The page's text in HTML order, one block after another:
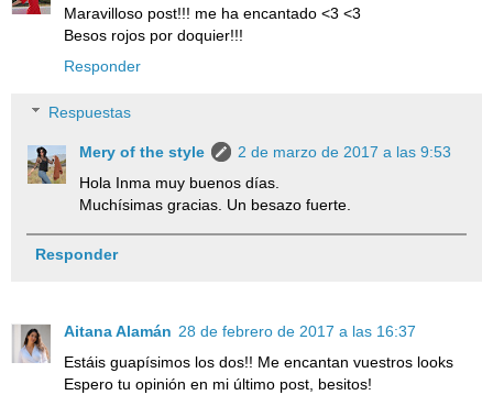
Maravilloso post!!! me ha encantado <3 <3
Besos rojos por doquier!!!
Responder
Respuestas
Mery of the style
2 de marzo de 2017 a las 9:53
Hola Inma muy buenos días.
Muchísimas gracias. Un besazo fuerte.
Responder
Aitana Alamán 28 de febrero de 2017 a las 16:37
Estáis guapísimos los dos!! Me encantan vuestros looks
Espero tu opinión en mi último post, besitos!